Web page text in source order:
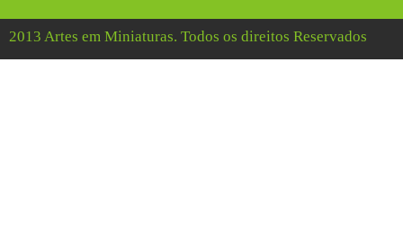
2013 Artes em Miniaturas. Todos os direitos Reservados